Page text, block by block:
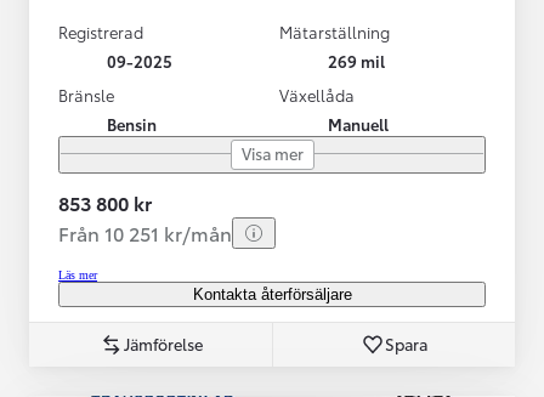
Registrerad
09-2025
Mätarställning
269 mil
Bränsle
Bensin
Växellåda
Manuell
Visa mer
853 800 kr
Från 10 251 kr/mån
Läs mer
Kontakta återförsäljare
Jämförelse Spara